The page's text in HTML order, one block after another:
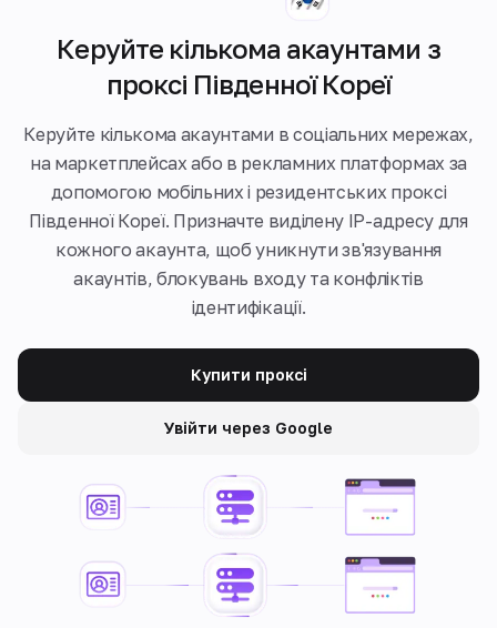
Керуйте кількома акаунтами з
проксі Південної Кореї
Керуйте кількома акаунтами в соціальних мережах,
на маркетплейсах або в рекламних платформах за
допомогою мобільних і резидентських проксі
Південної Кореї. Призначте виділену IP-адресу для
кожного акаунта, щоб уникнути зв'язування
акаунтів, блокувань входу та конфліктів
ідентифікації.
Купити проксі
Увійти через Google